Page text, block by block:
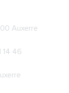
Auxerre
14 46